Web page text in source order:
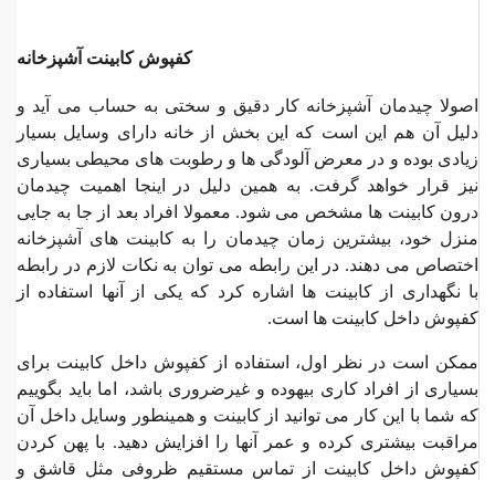
کفپوش کابینت آشپزخانه
اصولا چیدمان آشپزخانه کار دقیق و سختی به حساب می آید و
دلیل آن هم این است که این بخش از خانه دارای وسایل بسیار
زیادی بوده و در معرض آلودگی ها و رطوبت های محیطی بسیاری
نیز قرار خواهد گرفت. به همین دلیل در اینجا اهمیت چیدمان
درون کابینت ها مشخص می شود. معمولا افراد بعد از جا به جایی
منزل خود، بیشترین زمان چیدمان را به کابینت های آشپزخانه
اختصاص می دهند. در این رابطه می توان به نکات لازم در رابطه
با نگهداری از کابینت ها اشاره کرد که یکی از آنها استفاده از
کفپوش داخل کابینت ها است.
ممکن است در نظر اول، استفاده از کفپوش داخل کابینت برای
بسیاری از افراد کاری بیهوده و غیرضروری باشد، اما باید بگوییم
که شما با این کار می توانید از کابینت و همینطور وسایل داخل آن
مراقبت بیشتری کرده و عمر آنها را افزایش دهید. با پهن کردن
کفپوش داخل کابینت از تماس مستقیم ظروفی مثل قاشق و